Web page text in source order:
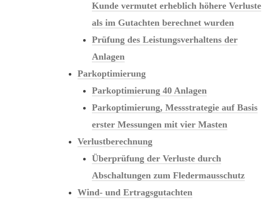
Kunde vermutet erheblich höhere Verluste
als im Gutachten berechnet wurden
Prüfung des Leistungsverhaltens der
Anlagen
Parkoptimierung
Parkoptimierung 40 Anlagen
Parkoptimierung, Messstrategie auf Basis
erster Messungen mit vier Masten
Verlustberechnung
Überprüfung der Verluste durch
Abschaltungen zum Fledermausschutz
Wind- und Ertragsgutachten